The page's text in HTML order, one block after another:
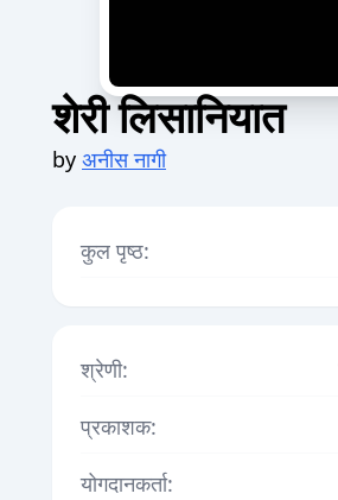
शेरी लिसानियात
by अनीस नागी
कुल पृष्ठ:
श्रेणी:
प्रकाशक:
योगदानकर्ता: